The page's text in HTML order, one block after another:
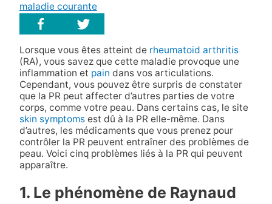
maladie courante
Lorsque vous êtes atteint de rheumatoid arthritis
(RA), vous savez que cette maladie provoque une
inflammation et pain dans vos articulations.
Cependant, vous pouvez être surpris de constater
que la PR peut affecter d’autres parties de votre
corps, comme votre peau. Dans certains cas, le site
skin symptomsest dû à la PR elle-même. Dans
d’autres, les médicaments que vous prenez pour
contrôler la PR peuvent entraîner des problèmes de
peau. Voici cinq problèmes liés à la PR qui peuvent
apparaître.
1. Le phénomène de Raynaud